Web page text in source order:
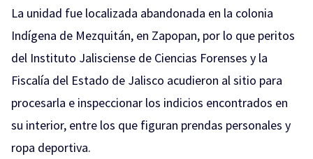
La unidad fue localizada abandonada en la colonia
Indígena de Mezquitán, en Zapopan, por lo que peritos
del Instituto Jalisciense de Ciencias Forenses y la
Fiscalía del Estado de Jalisco acudieron al sitio para
procesarla e inspeccionar los indicios encontrados en
su interior, entre los que figuran prendas personales y
ropa deportiva.